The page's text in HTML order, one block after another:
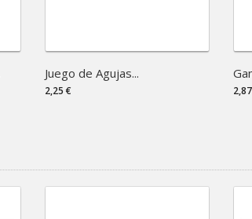
Juego de Agujas...
2,25 €